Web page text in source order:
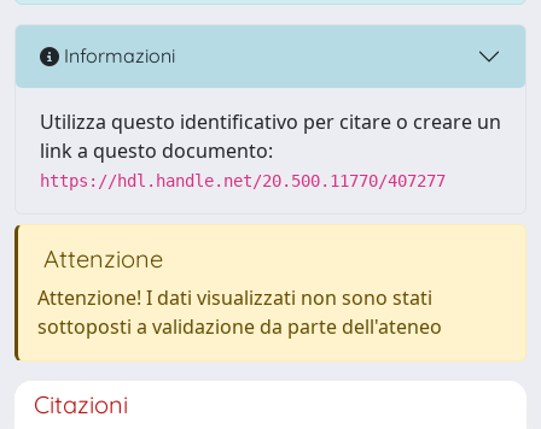
Informazioni
Utilizza questo identificativo per citare o creare un
link a questo documento:
https://hdl.handle.net/20.500.11770/407277
Attenzione
Attenzione! I dati visualizzati non sono stati
sottoposti a validazione da parte dell'ateneo
Citazioni